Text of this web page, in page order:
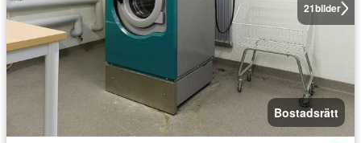
21bilder
Bostadsrätt